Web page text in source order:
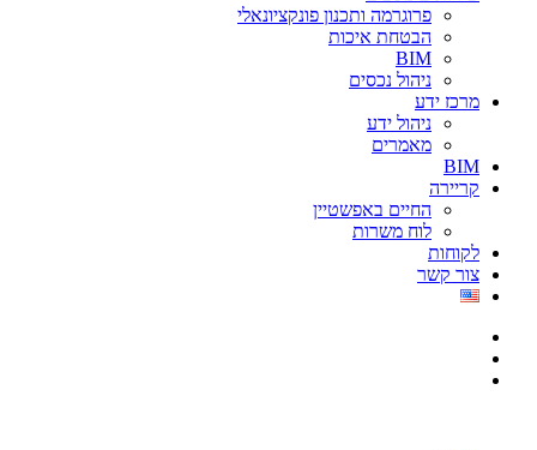
פרוגרמה ותכנון פונקציונאלי
הבטחת איכות
BIM
ניהול נכסים
מרכז ידע
ניהול ידע
מאמרים
BIM
קריירה
החיים באפשטיין
לוח משרות
לקוחות
צור קשר